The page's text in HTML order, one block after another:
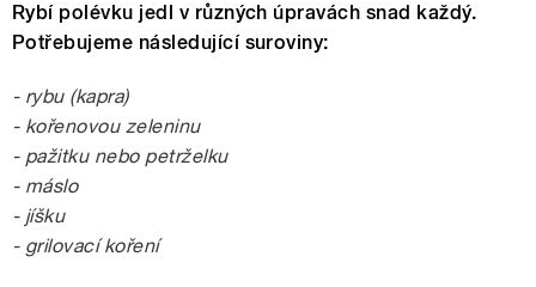
Rybí polévku jedl v různých úpravách snad každý.
Potřebujeme následující suroviny:
- rybu (kapra)
- kořenovou zeleninu
- pažitku nebo petrželku
- máslo
- jíšku
- grilovací koření